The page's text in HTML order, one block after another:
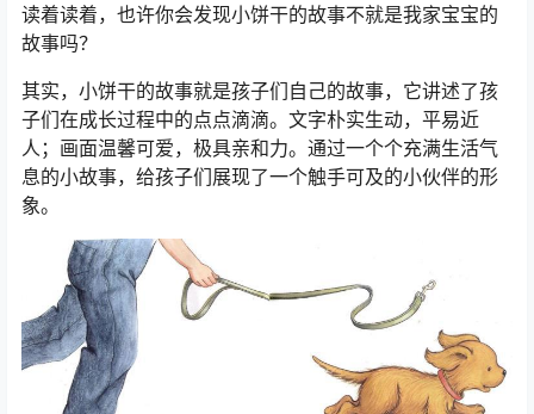
读着读着，也许你会发现小饼干的故事不就是我家宝宝的
故事吗？
其实，小饼干的故事就是孩子们自己的故事，它讲述了孩
子们在成长过程中的点点滴滴。文字朴实生动，平易近
人；画面温馨可爱，极具亲和力。通过一个个充满生活气
息的小故事，给孩子们展现了一个触手可及的小伙伴的形
象。